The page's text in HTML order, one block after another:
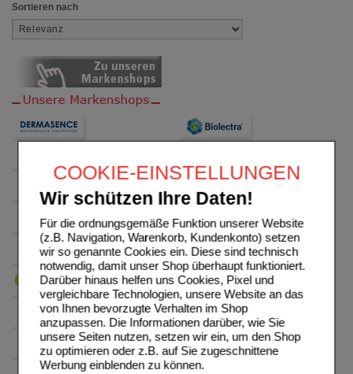
COOKIE-EINSTELLUNGEN
Wir schützen Ihre Daten!
Für die ordnungsgemäße Funktion unserer Website
(z.B. Navigation, Warenkorb, Kundenkonto) setzen
wir so genannte Cookies ein. Diese sind technisch
notwendig, damit unser Shop überhaupt funktioniert.
Darüber hinaus helfen uns Cookies, Pixel und
vergleichbare Technologien, unsere Website an das
von Ihnen bevorzugte Verhalten im Shop
anzupassen. Die Informationen darüber, wie Sie
unsere Seiten nutzen, setzen wir ein, um den Shop
zu optimieren oder z.B. auf Sie zugeschnittene
Werbung einblenden zu können.
Sortieren nach